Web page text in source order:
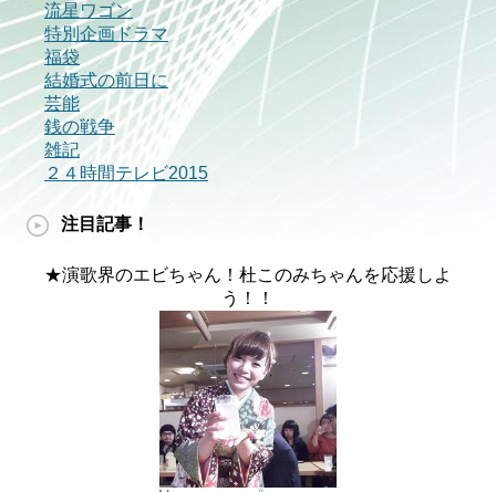
流星ワゴン
特別企画ドラマ
福袋
結婚式の前日に
芸能
銭の戦争
雑記
２４時間テレビ2015
注目記事！
★演歌界のエビちゃん！杜このみちゃんを応援しよ
う！！